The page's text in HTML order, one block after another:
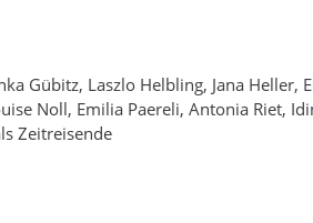
Gübitz, Laszlo Helbling, Jana Heller,
Noll, Emilia Paereli, Antonia Riet,
Zeitreisende